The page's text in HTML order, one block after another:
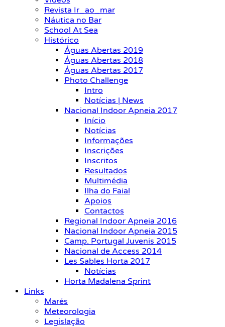
Revista Ir_ao_mar
Náutica no Bar
School At Sea
Histórico
Águas Abertas 2019
Águas Abertas 2018
Águas Abertas 2017
Photo Challenge
Intro
Notícias | News
Nacional Indoor Apneia 2017
Início
Notícias
Informações
Inscrições
Inscritos
Resultados
Multimédia
Ilha do Faial
Apoios
Contactos
Regional Indoor Apneia 2016
Nacional Indoor Apneia 2015
Camp. Portugal Juvenis 2015
Nacional de Access 2014
Les Sables Horta 2017
Notícias
Horta Madalena Sprint
Links
Marés
Meteorologia
Legislação